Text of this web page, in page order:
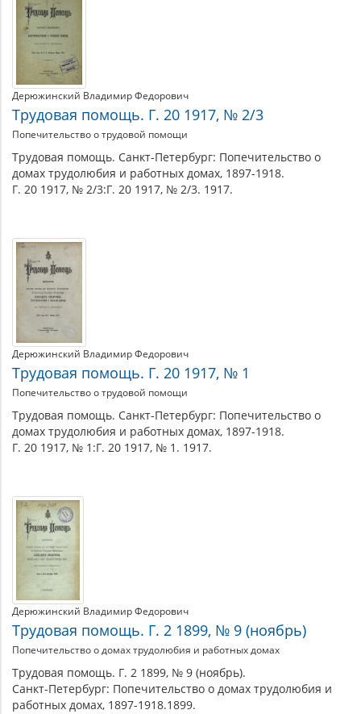
Дерюжинский Владимир Федорович
Трудовая помощь. Г. 20 1917, № 2/3
Попечительство о трудовой помощи
Трудовая помощь. Санкт-Петербург: Попечительство о
домах трудолюбия и работных домах, 1897-1918.
Г. 20 1917, № 2/3:Г. 20 1917, № 2/3. 1917.
Дерюжинский Владимир Федорович
Трудовая помощь. Г. 20 1917, № 1
Попечительство о трудовой помощи
Трудовая помощь. Санкт-Петербург: Попечительство о
домах трудолюбия и работных домах, 1897-1918.
Г. 20 1917, № 1:Г. 20 1917, № 1. 1917.
Дерюжинский Владимир Федорович
Трудовая помощь. Г. 2 1899, № 9 (ноябрь)
Попечительство о домах трудолюбия и работных домах
Трудовая помощь. Г. 2 1899, № 9 (ноябрь).
Санкт-Петербург: Попечительство о домах трудолюбия и
работных домах, 1897-1918.1899.